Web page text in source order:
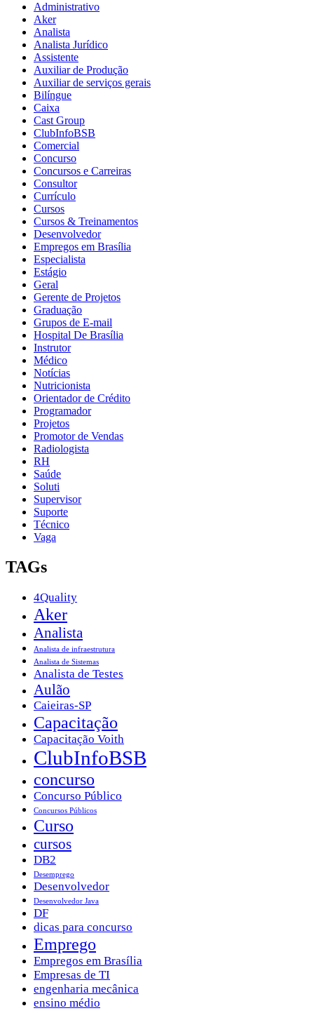
Administrativo
Aker
Analista
Analista Jurídico
Assistente
Auxiliar de Produção
Auxiliar de serviços gerais
Bilíngue
Caixa
Cast Group
ClubInfoBSB
Comercial
Concurso
Concursos e Carreiras
Consultor
Currículo
Cursos
Cursos & Treinamentos
Desenvolvedor
Empregos em Brasília
Especialista
Estágio
Geral
Gerente de Projetos
Graduação
Grupos de E-mail
Hospital De Brasília
Instrutor
Médico
Notícias
Nutricionista
Orientador de Crédito
Programador
Projetos
Promotor de Vendas
Radiologista
RH
Saúde
Soluti
Supervisor
Suporte
Técnico
Vaga
TAGs
4Quality
Aker
Analista
Analista de infraestrutura
Analista de Sistemas
Analista de Testes
Aulão
Caieiras-SP
Capacitação
Capacitação Voith
ClubInfoBSB
concurso
Concurso Público
Concursos Públicos
Curso
cursos
DB2
Desemprego
Desenvolvedor
Desenvolvedor Java
DF
dicas para concurso
Emprego
Empregos em Brasília
Empresas de TI
engenharia mecânica
ensino médio